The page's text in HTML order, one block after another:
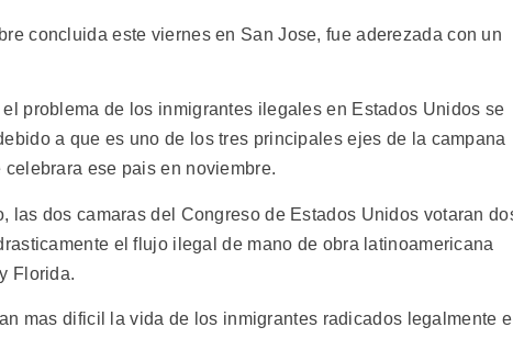
concluida este viernes en San Jose, fue aderezada con un
problema de los inmigrantes ilegales en Estados Unidos se
a que es uno de los tres principales ejes de la campana
ese pais en noviembre.
las dos camaras del Congreso de Estados Unidos votaran
el flujo ilegal de mano de obra latinoamericana
Florida.
mas dificil la vida de los inmigrantes radicados legalmente